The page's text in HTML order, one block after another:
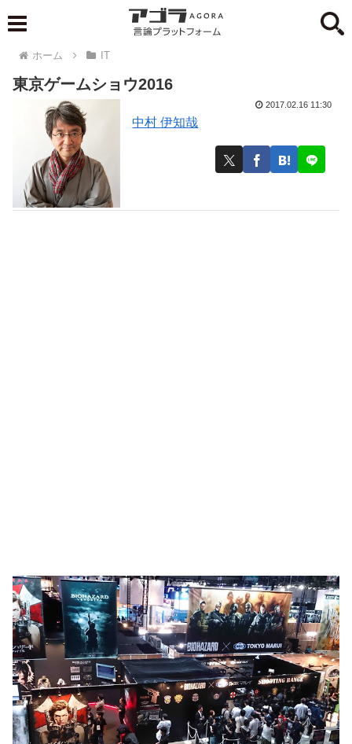
ホーム IT
東京ゲームショウ2016
中村 伊知哉
2017.02.16 11:30